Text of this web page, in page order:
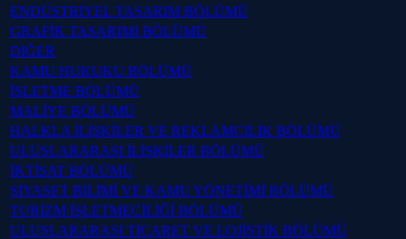
ENDÜSTRİYEL TASARIM BÖLÜMÜ
GRAFİK TASARIMI BÖLÜMÜ
DİĞER
KAMU HUKUKU BÖLÜMÜ
İŞLETME BÖLÜMÜ
MALİYE BÖLÜMÜ
HALKLA İLİŞKİLER VE REKLAMCILIK BÖLÜMÜ
ULUSLARARASI İLİŞKİLER BÖLÜMÜ
İKTİSAT BÖLÜMÜ
SİYASET BİLİMİ VE KAMU YÖNETİMİ BÖLÜMÜ
TURİZM İŞLETMECİLİĞİ BÖLÜMÜ
ULUSLARARASI TİCARET VE LOJİSTİK BÖLÜMÜ